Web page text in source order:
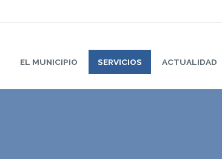
EL MUNICIPIO SERVICIOS ACTUALIDAD